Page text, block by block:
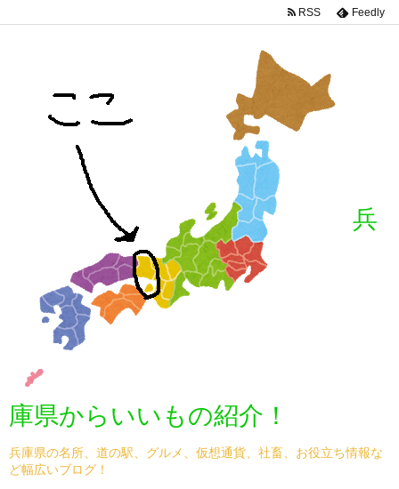
兵
庫県からいいもの紹介！
兵庫県の名所、道の駅、グルメ、仮想通貨、社畜、お役立ち情報な
ど幅広いブログ！
RSS Feedly